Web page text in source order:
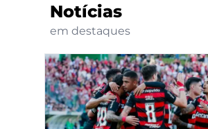
Notícias
em destaques